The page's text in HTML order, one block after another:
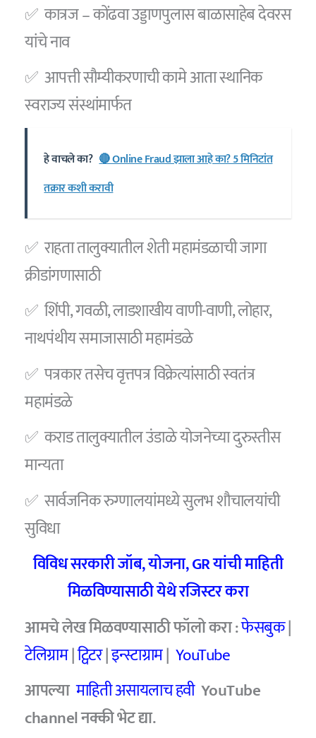
✅ कात्रज – कोंढवा उड्डाणपुलास बाळासाहेब देवरस
यांचे नाव
✅ आपत्ती सौम्यीकरणाची कामे आता स्थानिक
स्वराज्य संस्थांमार्फत
हे वाचले का? 🔴 Online Fraud झाला आहे का? 5 मिनिटांत
तक्रार कशी करावी
✅ राहता तालुक्यातील शेती महामंडळाची जागा
क्रीडांगणासाठी
✅ शिंपी, गवळी, लाडशाखीय वाणी-वाणी, लोहार,
नाथपंथीय समाजासाठी महामंडळे
✅ पत्रकार तसेच वृत्तपत्र विक्रेत्यांसाठी स्वतंत्र
महामंडळे
✅ कराड तालुक्यातील उंडाळे योजनेच्या दुरुस्तीस
मान्यता
✅ सार्वजनिक रुग्णालयांमध्ये सुलभ शौचालयांची
सुविधा
विविध सरकारी जॉब, योजना, GR यांची माहिती
मिळविण्यासाठी येथे रजिस्टर करा
आमचे लेख मिळवण्यासाठी फॉलो करा :फेसबुक|
टेलिग्राम|ट्विटर|इन्स्टाग्राम| YouTube
आपल्यामाहिती असायलाच हवीYouTube
channelनक्की भेट द्या.